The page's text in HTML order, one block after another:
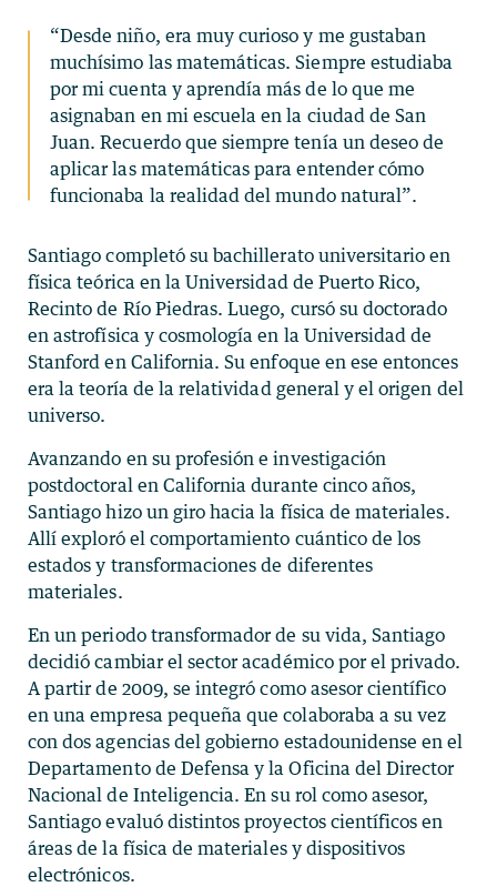
“Desde niño, era muy curioso y me gustaban
muchísimo las matemáticas. Siempre estudiaba
por mi cuenta y aprendía más de lo que me
asignaban en mi escuela en la ciudad de San
Juan. Recuerdo que siempre tenía un deseo de
aplicar las matemáticas para entender cómo
funcionaba la realidad del mundo natural”.
Santiago completó su bachillerato universitario en
física teórica en la Universidad de Puerto Rico,
Recinto de Río Piedras. Luego, cursó su doctorado
en astrofísica y cosmología en la Universidad de
Stanford en California. Su enfoque en ese entonces
era la teoría de la relatividad general y el origen del
universo.
Avanzando en su profesión e investigación
postdoctoral en California durante cinco años,
Santiago hizo un giro hacia la física de materiales.
Allí exploró el comportamiento cuántico de los
estados y transformaciones de diferentes
materiales.
En un periodo transformador de su vida, Santiago
decidió cambiar el sector académico por el privado.
A partir de 2009, se integró como asesor científico
en una empresa pequeña que colaboraba a su vez
con dos agencias del gobierno estadounidense en el
Departamento de Defensa y la Oficina del Director
Nacional de Inteligencia. En su rol como asesor,
Santiago evaluó distintos proyectos científicos en
áreas de la física de materiales y dispositivos
electrónicos.